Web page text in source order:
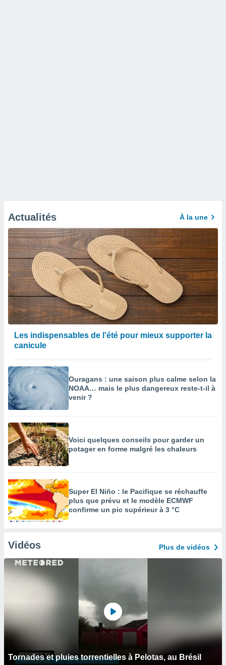
Actualités À la une
Les indispensables de l'été pour mieux supporter la
canicule
Ouragans : une saison plus calme selon la
NOAA… mais le plus dangereux reste-t-il à
venir ?
Voici quelques conseils pour garder un
potager en forme malgré les chaleurs
Super El Niño : le Pacifique se réchauffe
plus que prévu et le modèle ECMWF
confirme un pic supérieur à 3 °C
Vidéos Plus de vidéos
Tornades et pluies torrentielles à Pelotas, au Brésil